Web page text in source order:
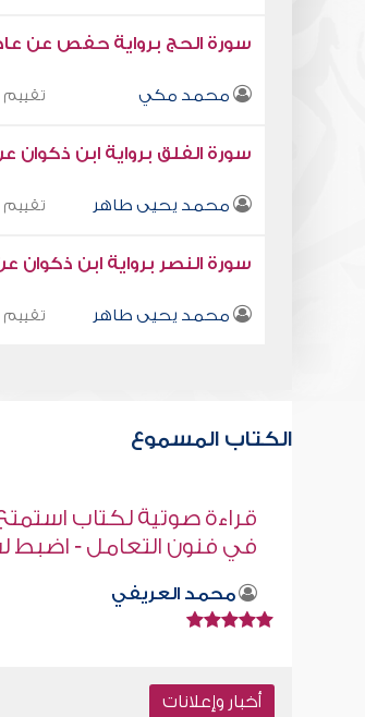
سورة الحج برواية حفص عن
محمد مكي تقييم
سورة الفلق برواية ابن ذكوان
محمد يحيى طاهر تقييم
سورة النصر برواية ابن ذكوان
محمد يحيى طاهر تقييم
الكتاب المسموع
(1) شبهات وردود
صابر دياب
أخبار وإعلانات